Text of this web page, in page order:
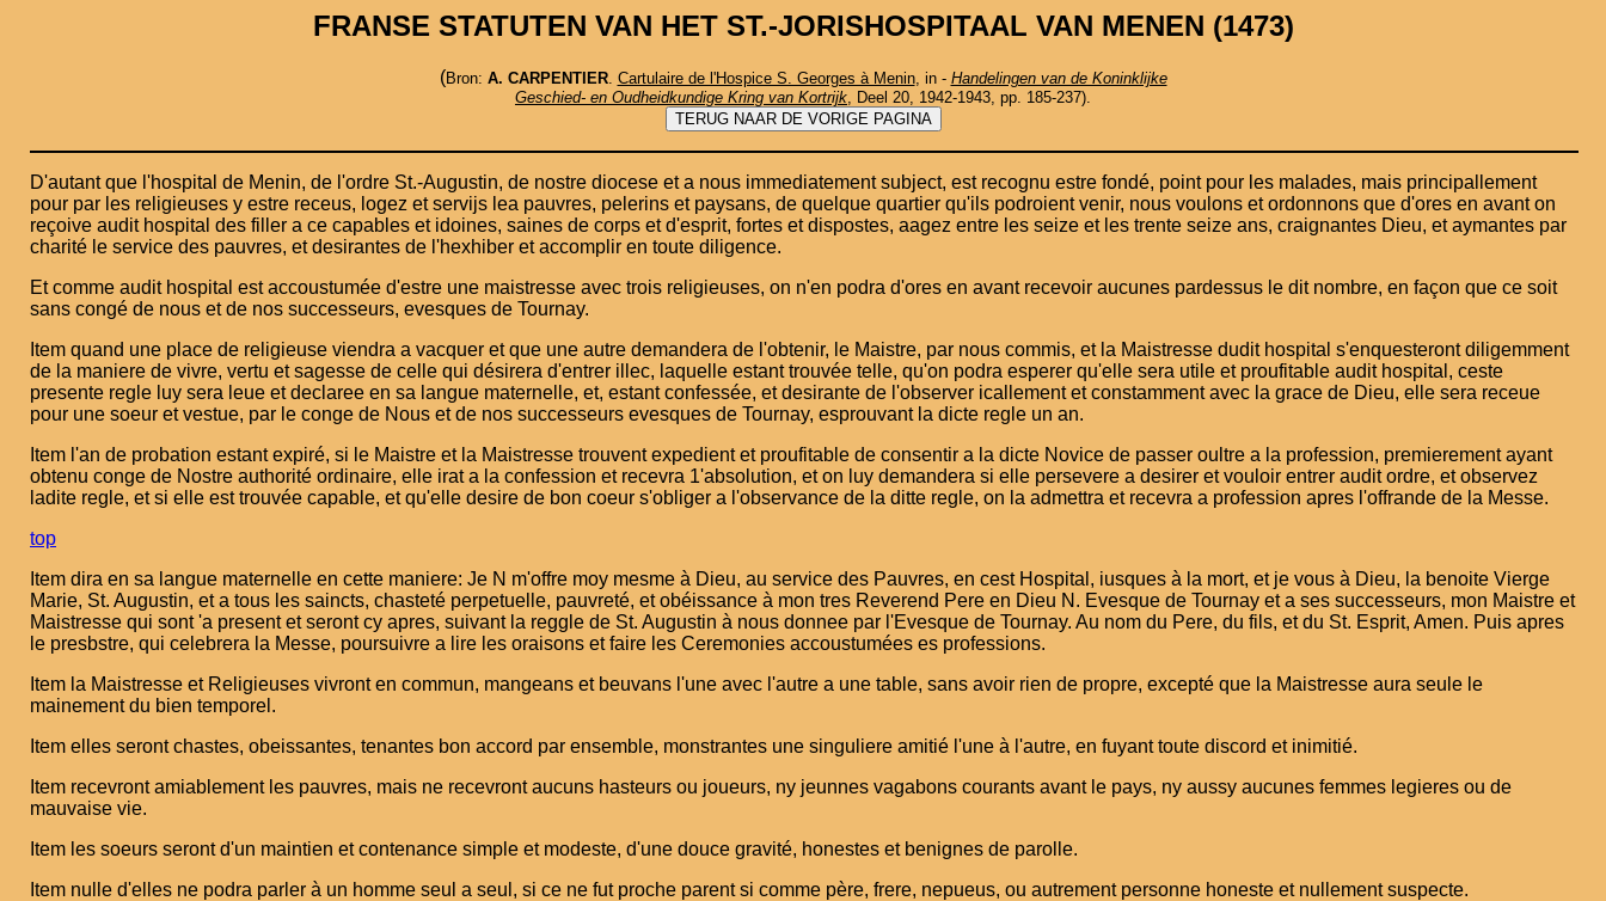
FRANSE STATUTEN VAN HET ST.-JORISHOSPITAAL VAN MENEN (1473)
(Bron: A. CARPENTIER. Cartulaire de l'Hospice S. Georges à Menin, in - Handelingen van de Koninklijke
Geschied- en Oudheidkundige Kring van Kortrijk , Deel 20, 1942-1943, pp. 185-237).
D'autant que l'hospital de Menin, de l'ordre St.-Augustin, de nostre diocese et a nous immediatement subject, est recognu estre fondé, point pour les malades, mais principallement
pour par les religieuses y estre receus, logez et servijs lea pauvres, pelerins et paysans, de quelque quartier qu'ils podroient venir, nous voulons et ordonnons que d'ores en avant on
reçoive audit hospital des filler a ce capables et idoines, saines de corps et d'esprit, fortes et dispostes, aagez entre les seize et les trente seize ans, craignantes Dieu, et aymantes par
charité le service des pauvres, et desirantes de l'hexhiber et accomplir en toute diligence.
Et comme audit hospital est accoustumée d'estre une maistresse avec trois religieuses, on n'en podra d'ores en avant recevoir aucunes pardessus le dit nombre, en façon que ce soit
sans congé de nous et de nos successeurs, evesques de Tournay.
Item quand une place de religieuse viendra a vacquer et que une autre demandera de l'obtenir, le Maistre, par nous commis, et la Maistresse dudit hospital s'enquesteront diligemment
de la maniere de vivre, vertu et sagesse de celle qui désirera d'entrer illec, laquelle estant trouvée telle, qu'on podra esperer qu'elle sera utile et proufitable audit hospital, ceste
presente regle luy sera leue et declaree en sa langue maternelle, et, estant confessée, et desirante de l'observer icallement et constamment avec la grace de Dieu, elle sera receue
pour une soeur et vestue, par le conge de Nous et de nos successeurs evesques de Tournay, esprouvant la dicte regle un an.
Item l'an de probation estant expiré, si le Maistre et la Maistresse trouvent expedient et proufitable de consentir a la dicte Novice de passer oultre a la profession, premierement ayant
obtenu conge de Nostre authorité ordinaire, elle irat a la confession et recevra 1'absolution, et on luy demandera si elle persevere a desirer et vouloir entrer audit ordre, et observez
ladite regle, et si elle est trouvée capable, et qu'elle desire de bon coeur s'obliger a l'observance de la ditte regle, on la admettra et recevra a profession apres l'offrande de la Messe.
top
Item dira en sa langue maternelle en cette maniere: Je N m'offre moy mesme à Dieu, au service des Pauvres, en cest Hospital, iusques à la mort, et je vous à Dieu, la benoite Vierge
Marie, St. Augustin, et a tous les saincts, chasteté perpetuelle, pauvreté, et obéissance à mon tres Reverend Pere en Dieu N. Evesque de Tournay et a ses successeurs, mon Maistre et
Maistresse qui sont 'a present et seront cy apres, suivant la reggle de St. Augustin à nous donnee par l'Evesque de Tournay. Au nom du Pere, du fils, et du St. Esprit, Amen. Puis apres
le presbstre, qui celebrera la Messe, poursuivre a lire les oraisons et faire les Ceremonies accoustumées es professions.
Item la Maistresse et Religieuses vivront en commun, mangeans et beuvans l'une avec l'autre a une table, sans avoir rien de propre, excepté que la Maistresse aura seule le
mainement du bien temporel.
Item elles seront chastes, obeissantes, tenantes bon accord par ensemble, monstrantes une singuliere amitié l'une à l'autre, en fuyant toute discord et inimitié.
Item recevront amiablement les pauvres, mais ne recevront aucuns hasteurs ou joueurs, ny jeunnes vagabons courants avant le pays, ny aussy aucunes femmes legieres ou de
mauvaise vie.
Item les soeurs seront d'un maintien et contenance simple et modeste, d'une douce gravité, honestes et benignes de parolle.
Item nulle d'elles ne podra parler à un homme seul a seul, si ce ne fut proche parent si comme père, frere, nepueus, ou autrement personne honeste et nullement suspecte.